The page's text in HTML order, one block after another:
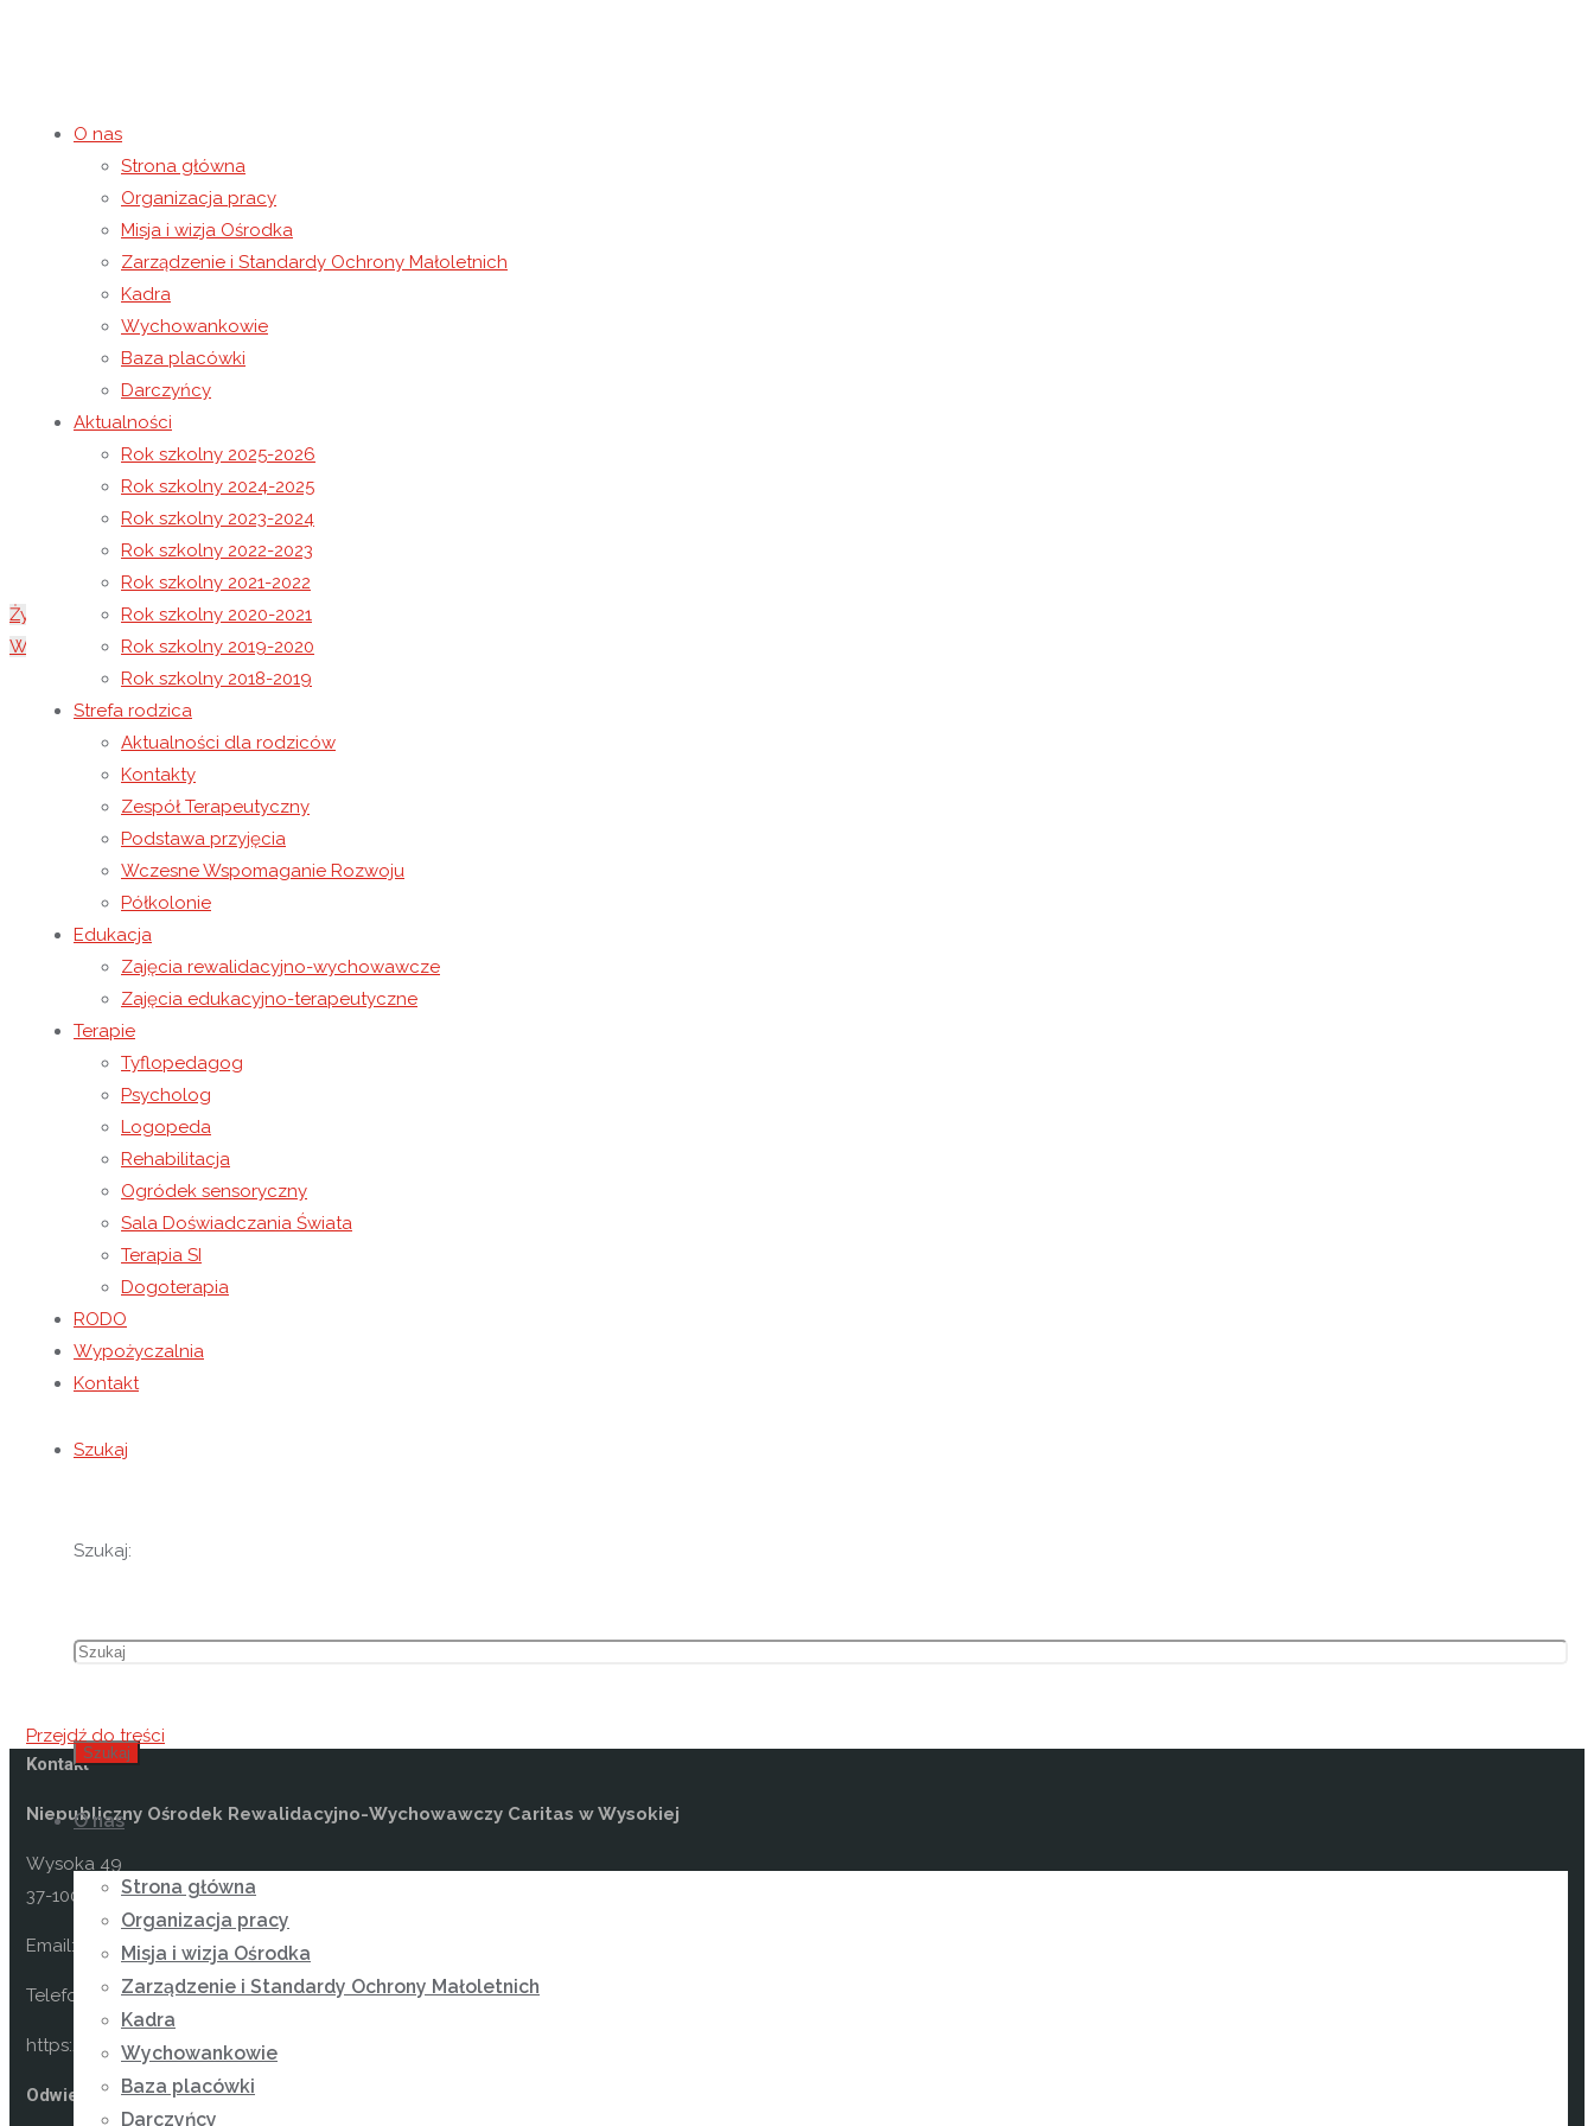
O nas
Strona główna
Organizacja pracy
Misja i wizja Ośrodka
Zarządzenie i Standardy Ochrony Małoletnich
Kadra
Wychowankowie
Baza placówki
Darczyńcy
Aktualności
Rok szkolny 2025-2026
Rok szkolny 2024-2025
Rok szkolny 2023-2024
Rok szkolny 2022-2023
Rok szkolny 2021-2022
Rok szkolny 2020-2021
Rok szkolny 2019-2020
Rok szkolny 2018-2019
Strefa rodzica
Aktualności dla rodziców
Kontakty
Zespół Terapeutyczny
Podstawa przyjęcia
Wczesne Wspomaganie Rozwoju
Półkolonie
Edukacja
Zajęcia rewalidacyjno-wychowawcze
Zajęcia edukacyjno-terapeutyczne
Terapie
Tyflopedagog
Psycholog
Logopeda
Rehabilitacja
Ogródek sensoryczny
Sala Doświadczania Świata
Terapia SI
Dogoterapia
RODO
Wypożyczalnia
Kontakt
Szukaj
Szukaj:
Szukaj
Przejdź do treści
O nas
Strona główna
Organizacja pracy
Misja i wizja Ośrodka
Zarządzenie i Standardy Ochrony Małoletnich
Kadra
Wychowankowie
Baza placówki
Darczyńcy
Spotkanie opłatkowe – Dzień Babci i Dziadka
19 stycznia 201710 maja 2021
Strona główna Rok szkolny 2016-2017
Życzenia na Boże Narodzenie 2016
Wyróżnienie dla Wiktorii
19 stycznia 201710 maja 2021
18 stycznia 2017 roku obchodziliśmy Dzień Babci i Dziadka połączony ze Spotkaniem Opłatkowym przygotowanym dla pracowników, wychowanków oraz ich rodzin. Ta niezwykła
uroczystość odbyła się w Gminnym Ośrodku Kultury w Wysokiej.
Zebranych gości serdecznie powitała i zaprosiła do wspólnego kolędowania, kierownik NORW Caritas pani Janina Surmacz. Swoją obecnością, podczas tak ważnego dla nas
wydarzenia zaszczycili wicestarosta pani Barbara Pilawa – Kraus, ksiądz katecheta Marcin Ziobro oraz ksiądz prałat Edward Śnieżek, życząc błogosławieństwa Nowonarodzonego
Jezusa na Nowy Rok 2017.
Wychowankowie NORW Caritas w prezencie dla swoich najbliższych razem z opiekunami przygotowali Jasełka. Nasi podopieczni mieli okazję zabłysnąć w roli aktorów, wcielając się
w postaci Świętej Rodziny, królów, pastuszków, aniołków oraz zwierzątek takich jak: osiołek, krówka, zajączek, miś, kot, piesek oraz pszczółka. Widownia nagrodziła aktorów gorącymi
brawami, a dodatkowym wynagrodzeniem było wzruszenie widoczne na twarzach niejednego z zaproszonych gości.
Dziękujemy wszystkim, którzy przyczynili się do tego, aby ten styczniowy dzień był wielkim świętem naszej Ośrodkowej Rodziny.
Kontakt
Niepubliczny Ośrodek Rewalidacyjno-Wychowawczy Caritas w Wysokiej
Wysoka 49
37-100 Łańcut
Email: kontakt@osrodekwysoka.pl
Telefon: (17) 22 58 055
https://osrodekwysoka.pl
Odwiedź nas na facebooku